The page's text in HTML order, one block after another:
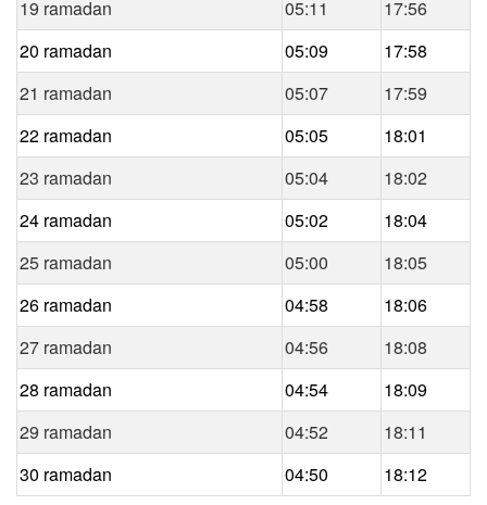
19 ramadan
05:11
17:56
20 ramadan
05:09
17:58
21 ramadan
05:07
17:59
22 ramadan
05:05
18:01
23 ramadan
05:04
18:02
24 ramadan
05:02
18:04
25 ramadan
05:00
18:05
26 ramadan
04:58
18:06
27 ramadan
04:56
18:08
28 ramadan
04:54
18:09
29 ramadan
04:52
18:11
30 ramadan
04:50 18:12